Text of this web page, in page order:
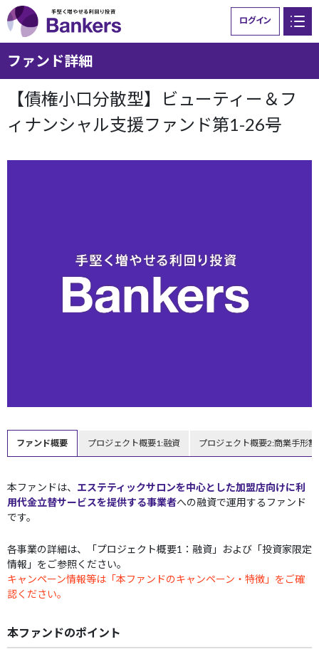
Bankersとは
ご利用ガイド ニュース
ログイン
ファンド詳細
【債権小口分散型】ビューティー＆フ
ィナンシャル支援ファンド第1-26号
ファンド概要 プロジェクト概要1:融資 プロジェクト概要2:商業手形割
本ファンドは、 エステティックサロンを中心とした加盟店向けに利
用代金立替サービスを提供する事業者への融資で運用するファンド
です。
各事業の詳細は、「プロジェクト概要1：融資」および「投資家限定
情報」をご参照ください。
キャンペーン情報等は「本ファンドのキャンペーン・特徴」をご確
認ください。
本ファンドのポイント